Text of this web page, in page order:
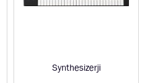
Synthesizerji